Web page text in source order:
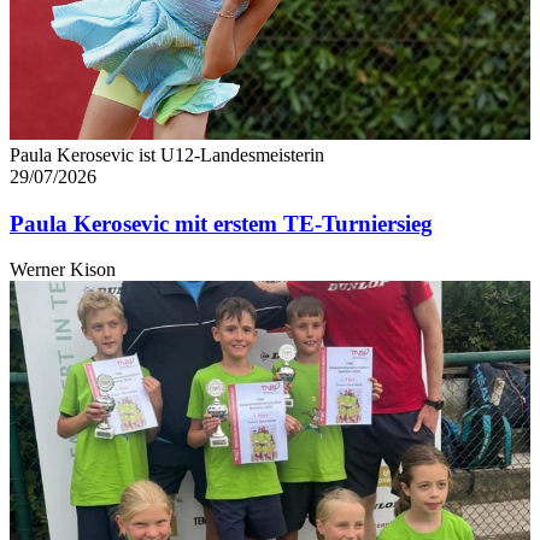
jederzeit über den Link im Footer aufgerufen und
angepasst werden.
Paula Kerosevic ist U12-Landesmeisterin
29/07/2026
Paula Kerosevic mit erstem TE-Turniersieg
Werner Kison